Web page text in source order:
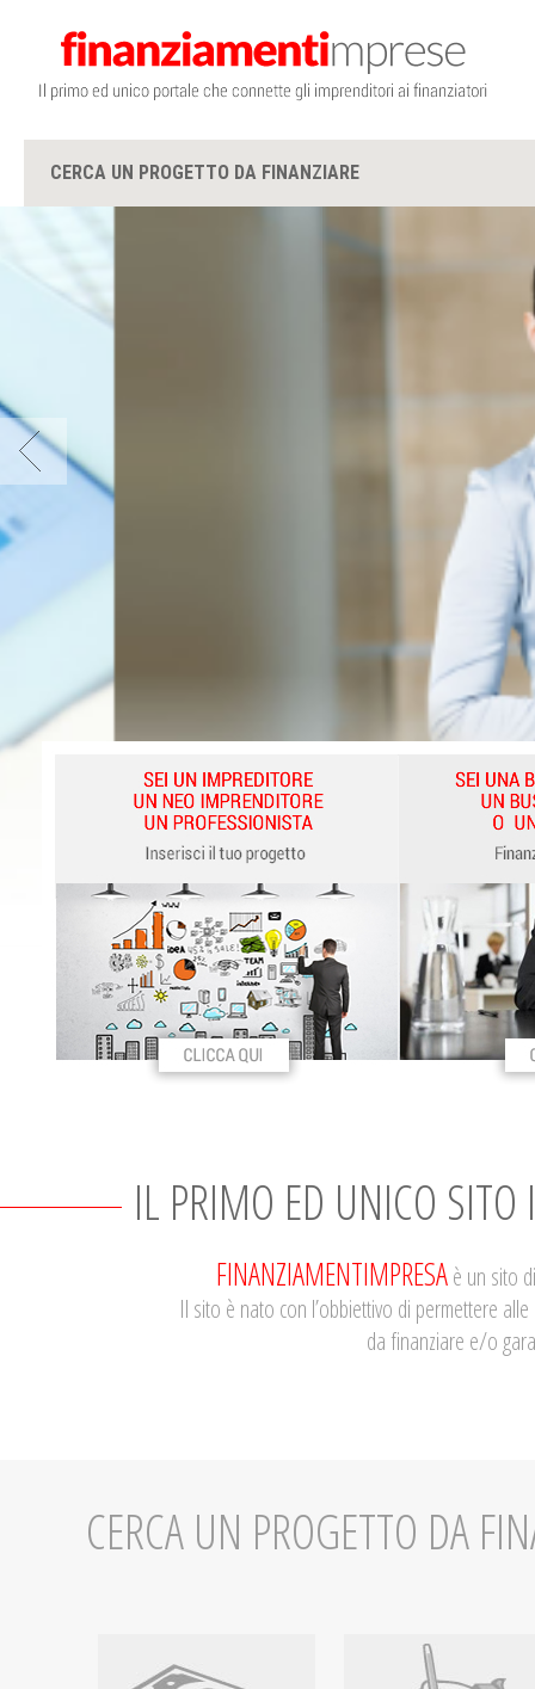
CERCA UN PROGETTO DA FINANZIARE
IL PRIMO ED UNICO
FINANZIAMENTIMPRESAè un sito
Il sito è nato con l’obbiettivo di permettere
da finanziare e/o
CERCA UN PROGETTO DA